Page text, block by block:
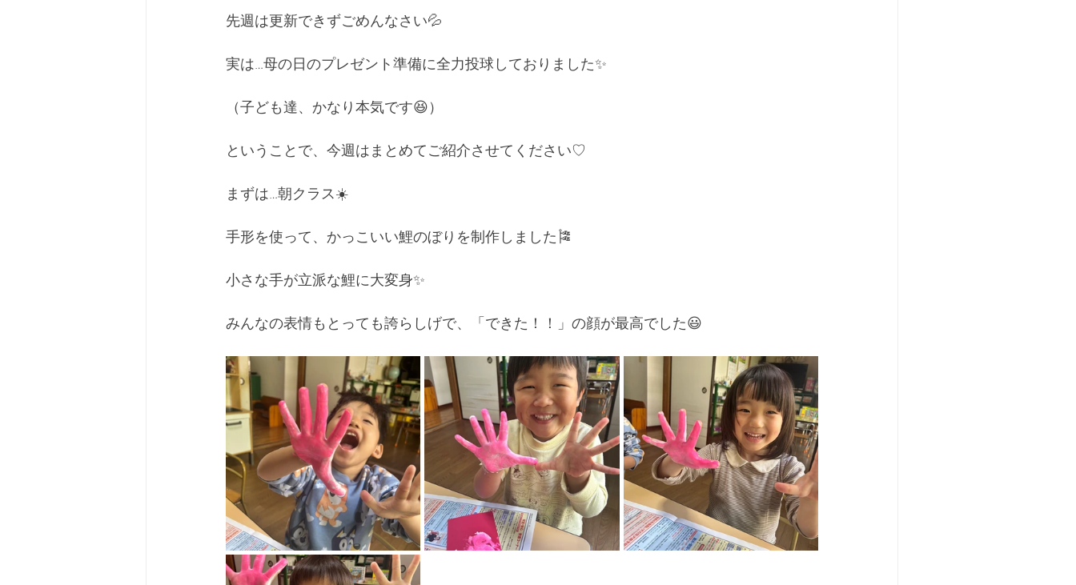
先週は更新できずごめんなさい💦
実は…母の日のプレゼント準備に全力投球しておりました✨
（子ども達、かなり本気です😆）
ということで、今週はまとめてご紹介させてください♡
まずは…朝クラス☀️
手形を使って、かっこいい鯉のぼりを制作しました🎏
小さな手が立派な鯉に大変身✨
みんなの表情もとっても誇らしげで、「できた！！」の顔が最高でした😃